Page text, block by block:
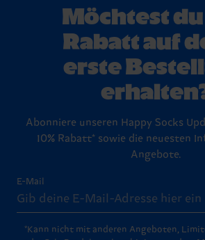
Möchtest du
Rabatt auf
erste
Abonniere unseren Happy Socks
10% Rabatt* sowie die neuesten
Angebote.
E-Mail
*Kann nicht mit anderen Angeboten,